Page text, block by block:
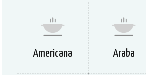
Americana Araba